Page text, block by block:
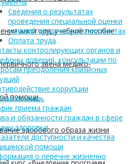
алкоголя: учебное пособие
звена медико-
помощи
здорового образа жизни
Сведения о результатах
проведения специальной оценки
условий труда на рабочих местах
Оплата труда
контролирующих органов и
доверия, консультации по
преодоления кризисных
коррупции
помощь
приема граждан
и обязанности граждан в сфере
здоровья
доступности и качества
помощи
о перечне жизненно